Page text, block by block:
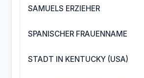
SAMUELS ERZIEHER
SPANISCHER FRAUENNAME
STADT IN KENTUCKY (USA)